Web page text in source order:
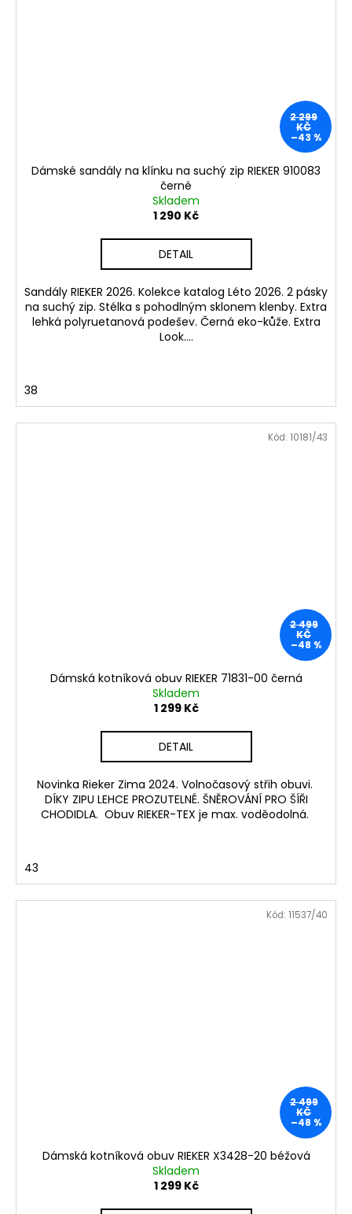
2 299
KČ
–43 %
Dámské sandály na klínku na suchý zip RIEKER 910083
černé
Skladem
1 290 Kč
DETAIL
Sandály RIEKER 2026. Kolekce katalog Léto 2026. 2 pásky
na suchý zip. Stélka s pohodlným sklonem klenby. Extra
lehká polyruetanová podešev. Černá eko-kůže. Extra
Look....
38
2 499
KČ
–48 %
Dámská kotníková obuv RIEKER 71831-00 černá
Skladem
1 299 Kč
DETAIL
Novinka Rieker Zima 2024. Volnočasový střih obuvi.
DÍKY ZIPU LEHCE PROZUTELNÉ. ŠNĚROVÁNÍ PRO ŠÍŘI
CHODIDLA. Obuv RIEKER-TEX je max. voděodolná.
43
Kód: 10181/43
2 499
KČ
–48 %
Dámská kotníková obuv RIEKER X3428-20 béžová
Skladem
1 299 Kč
Kód: 11537/40